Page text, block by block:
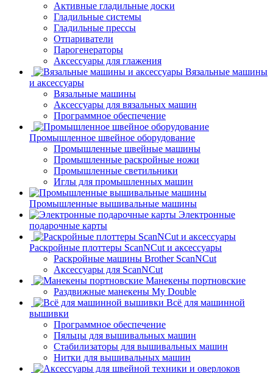
Активные гладильные доски
Гладильные системы
Гладильные прессы
Отпариватели
Парогенераторы
Аксессуары для глажения
Вязальные машины
и аксессуары
Вязальные машины
Аксессуары для вязальных машин
Программное обеспечение
Промышленное швейное оборудование
Промышленные швейные машины
Промышленные раскройные ножи
Промышленные светильники
Иглы для промышленных машин
Промышленные вышивальные машины
Электронные
подарочные карты
Раскройные плоттеры ScanNCut и аксессуары
Раскройные машины Brother ScanNCut
Аксессуары для ScanNCut
Манекены портновские
Раздвижные манекены My Double
Всё для машинной
вышивки
Программное обеспечение
Пяльцы для вышивальных машин
Стабилизаторы для вышивальных машин
Нитки для вышивальных машин